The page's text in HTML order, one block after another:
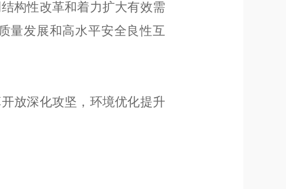
构性改革和着力扩大有效需
量发展和高水平安全良性互
放深化攻坚，环境优化提升